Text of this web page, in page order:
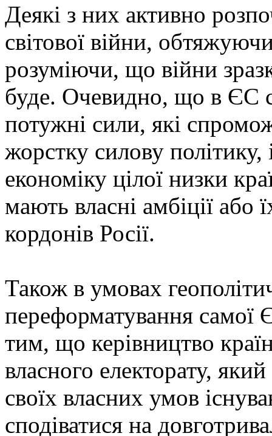
Деякі з них активно
світової війни,
розуміючи, що війни
буде. Очевидно, що в ЄС
потужні сили, які
жорстку силову політику,
економіку цілої низки
мають власні амбіції або
кордонів Росії.
Також в умовах
переформатування самої
тим, що керівництво
власного електорату,
своїх власних умов
сподіватися на